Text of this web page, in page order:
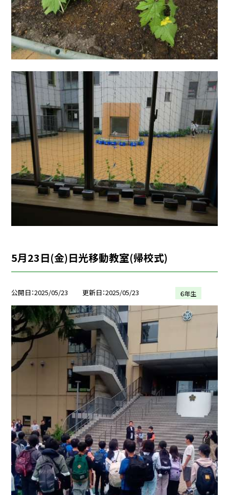
5月23日(金)日光移動教室(帰校式)
公開日 2025/05/23 更新日 2025/05/23 ６年生